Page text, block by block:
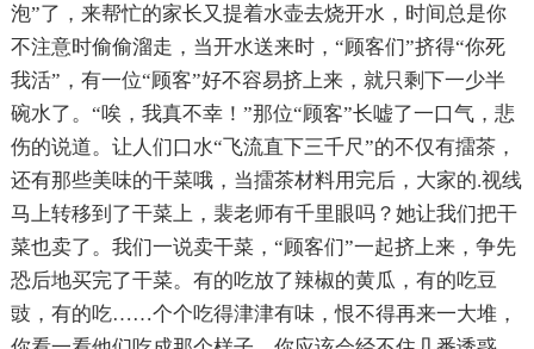
泡”了，来帮忙的家长又提着水壶去烧开水，时间总是你
不注意时偷偷溜走，当开水送来时，“顾客们”挤得“你死
我活”，有一位“顾客”好不容易挤上来，就只剩下一少半
碗水了。“唉，我真不幸！”那位“顾客”长嘘了一口气，悲
伤的说道。让人们口水“飞流直下三千尺”的不仅有擂茶，
还有那些美味的干菜哦，当擂茶材料用完后，大家的.视线
马上转移到了干菜上，裴老师有千里眼吗？她让我们把干
菜也卖了。我们一说卖干菜，“顾客们”一起挤上来，争先
恐后地买完了干菜。有的吃放了辣椒的黄瓜，有的吃豆
豉，有的吃……个个吃得津津有味，恨不得再来一大堆，